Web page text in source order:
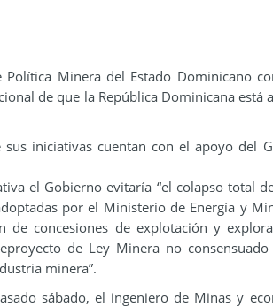
Minera del Estado Dominicano
de que la República Dominicana está
iniciativas cuentan con el apoyo del
el Gobierno evitaría “el colapso total
por el Ministerio de Energía y
de concesiones de explotación y
de Ley Minera no
minera”.
sábado, el ingeniero de Minas y